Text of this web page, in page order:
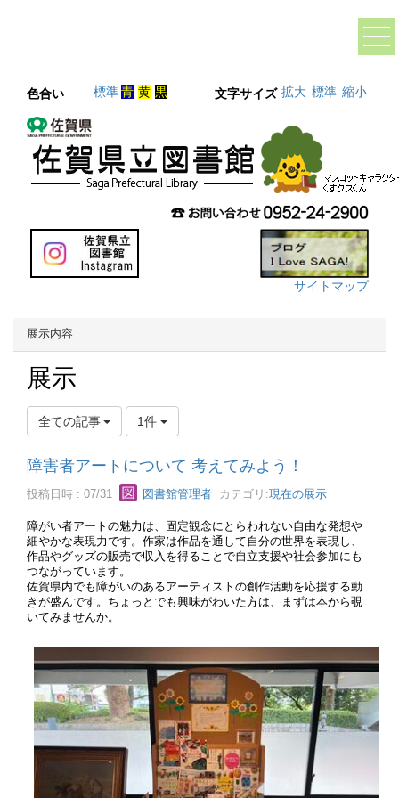
色合い 標準青 黄 黒 文字サイズ 拡大 標準 縮小
サイトマップ
展示内容
展示
全ての記事 1件
障害者アートについて 考えてみよう！
投稿日時 : 07/31 図書館管理者 カテゴリ:現在の展示
障がい者アートの魅力は、固定観念にとらわれない自由な発想や
細やかな表現力です。作家は作品を通して自分の世界を表現し、
作品やグッズの販売で収入を得ることで自立支援や社会参加にも
つながっています。
佐賀県内でも障がいのあるアーティストの創作活動を応援する動
きが盛んです。ちょっとでも興味がわいた方は、まずは本から覗
いてみませんか。